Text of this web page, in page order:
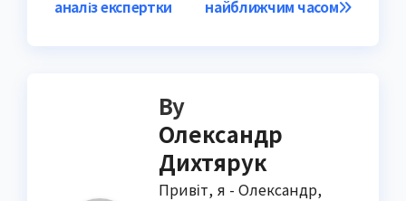
найближчим часом
аналіз експертки
By
Олександр
Дихтярук
Привіт, я - Олександр,